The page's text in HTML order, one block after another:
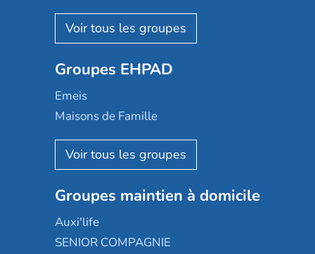
Nohée
Les Résidentiels
Mobicap
Domusvi
Happy Senior
Aquarelia
Nexity edenea
Les jardins d'Arcadie
Occitalia
Appartseniors
Groupes EHPAD
Emeis
Maisons de Famille
Korian
Emera
Groupe SOS
Le Noble Âge
Almage
Groupes maintien à domicile
Auxi'life
SENIOR COMPAGNIE